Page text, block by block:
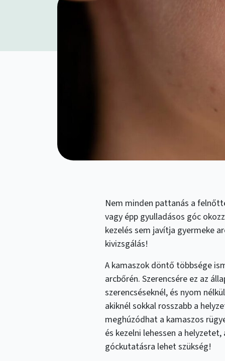
Nem minden pattanás a
vagy épp gyulladásos góc
kezelés sem javítja gyermeke
kivizsgálás!
A kamaszok döntő többsége
arcbőrén. Szerencsére ez az
szerencséseknél, és nyom
akiknél sokkal rosszabb a
meghúzódhat a kamaszos
és kezelni lehessen a
góckutatásra lehet szükség!